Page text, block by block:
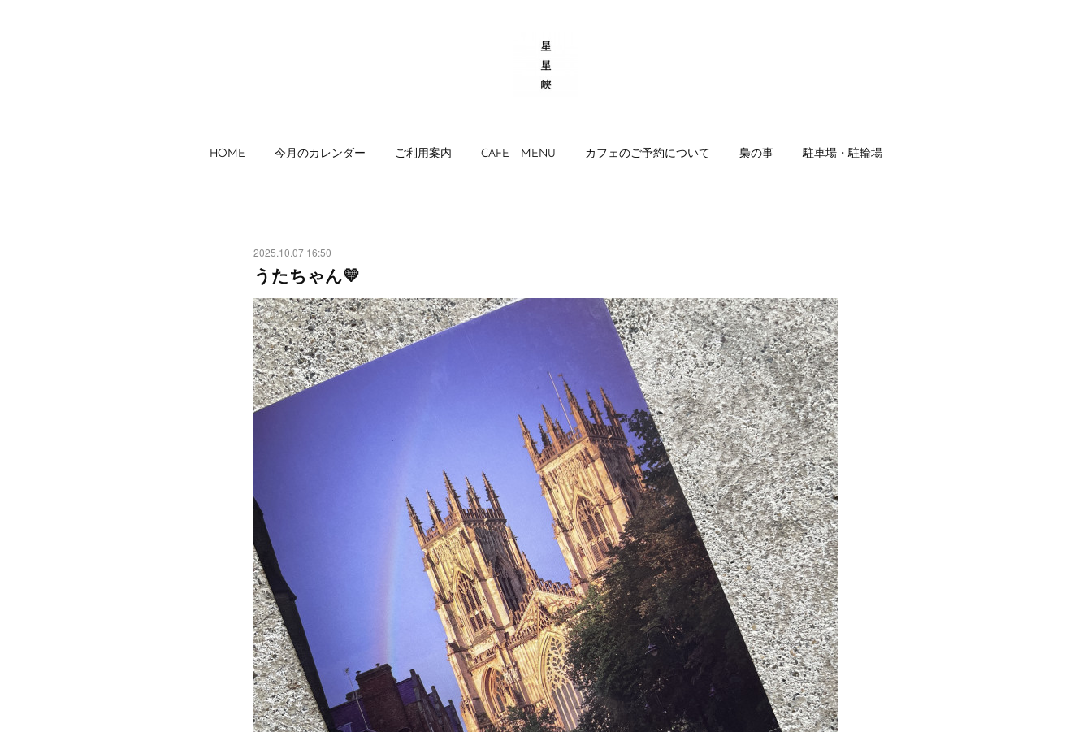
HOME 今月のカレンダー ご利用案内 CAFE MENU カフェのご予約について 梟の事 駐車場・駐輪場
2025.10.07 16:50
うたちゃん💛